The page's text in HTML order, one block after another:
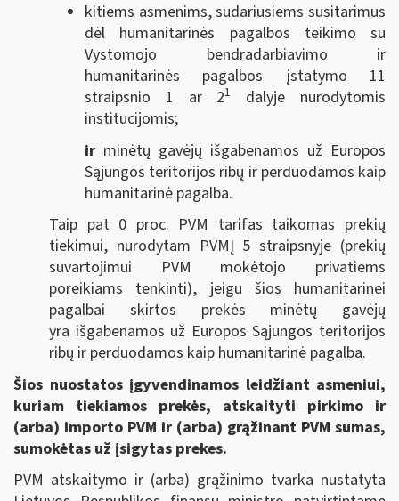
kitiems asmenims, sudariusiems susitarimus
dėl humanitarinės pagalbos teikimo su
Vystomojo bendradarbiavimo ir
humanitarinės pagalbos įstatymo 11
straipsnio 1 ar 21
dalyje nurodytomis
institucijomis;
ir minėtų gavėjų išgabenamos už Europos
Sąjungos teritorijos ribų ir perduodamos kaip
humanitarinė pagalba.
Taip pat 0 proc. PVM tarifas taikomas prekių
tiekimui, nurodytam PVMĮ 5 straipsnyje (prekių
suvartojimui PVM mokėtojo privatiems
poreikiams tenkinti), jeigu šios humanitarinei
pagalbai skirtos prekės minėtų gavėjų
yra išgabenamos už Europos Sąjungos teritorijos
ribų ir perduodamos kaip humanitarinė pagalba.
Šios nuostatos įgyvendinamos leidžiant asmeniui,
kuriam tiekiamos prekės, atskaityti pirkimo ir
(arba) importo PVM ir (arba) grąžinant PVM sumas,
sumokėtas už įsigytas prekes.
PVM atskaitymo ir (arba) grąžinimo tvarka nustatyta